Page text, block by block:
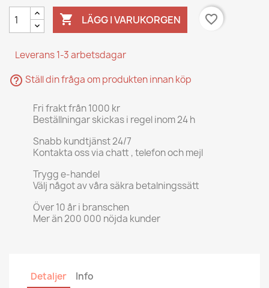
 LÄGG I VARUKORGEN favorite_border
Leverans 1-3 arbetsdagar
help_outline Ställ din fråga om produkten innan köp
Fri frakt från 1000 kr
Beställningar skickas i regel inom 24 h
Snabb kundtjänst 24/7
Kontakta oss via chatt , telefon och mejl
Trygg e-handel
Välj något av våra säkra betalningssätt
Över 10 år i branschen
Mer än 200 000 nöjda kunder
Detaljer Info